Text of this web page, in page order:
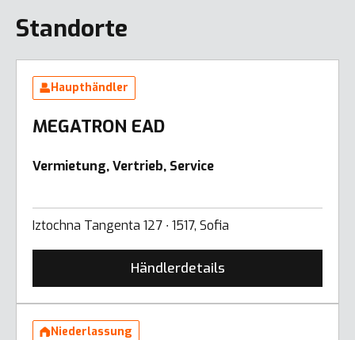
Standorte
Haupthändler
MEGATRON EAD
Vermietung, Vertrieb, Service
Iztochna Tangenta 127 ∙ 1517, Sofia
Händlerdetails
Niederlassung